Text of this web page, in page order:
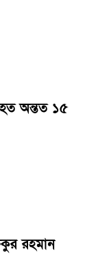
অন্তত ১৫
রহমান